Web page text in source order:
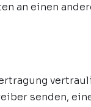
an einen
senden, eine